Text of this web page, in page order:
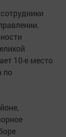
10-е место
по